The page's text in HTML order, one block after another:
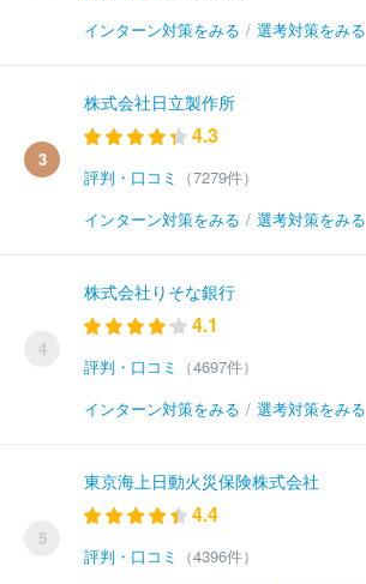
インターン対策をみる / 選考対策をみる
3
株式会社日立製作所
4.3
評判・口コミ
（7279件）
インターン対策をみる / 選考対策をみる
4
株式会社りそな銀行
4.1
評判・口コミ
（4697件）
インターン対策をみる / 選考対策をみる
5
東京海上日動火災保険株式会社
4.4
評判・口コミ
（4396件）